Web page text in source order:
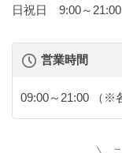
日祝日 9:00～21:00
営業時間
09:00～21:00 （※